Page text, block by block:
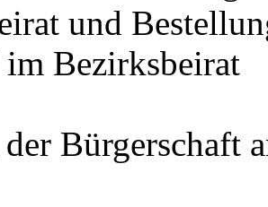
und
Bezirksbeirat
Bürgerschaft